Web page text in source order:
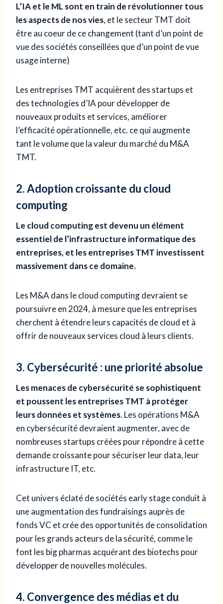
L’IA et le ML sont en train de révolutionner tous
les aspects de nos vies, et le secteur TMT doit
être au coeur de ce changement (tant d’un point de
vue des sociétés conseillées que d’un point de vue
usage interne)
Les entreprises TMT acquièrent des startups et
des technologies d’IA pour développer de
nouveaux produits et services, améliorer
l’efficacité opérationnelle, etc. ce qui augmente
tant le volume que la valeur du marché du M&A
TMT.
2. Adoption croissante du cloud
computing
Le cloud computing est devenu un élément
essentiel de l’infrastructure informatique des
entreprises, et les entreprises TMT investissent
massivement dans ce domaine.
Les M&A dans le cloud computing devraient se
poursuivre en 2024, à mesure que les entreprises
cherchent à étendre leurs capacités de cloud et à
offrir de nouveaux services cloud à leurs clients.
3. Cybersécurité : une priorité absolue
Les menaces de cybersécurité se sophistiquent
et poussent les entreprises TMT à protéger
leurs données et systèmes. Les opérations M&A
en cybersécurité devraient augmenter, avec de
nombreuses startups créées pour répondre à cette
demande croissante pour sécuriser leur data, leur
infrastructure IT, etc.
Cet univers éclaté de sociétés early stage conduit à
une augmentation des fundraisings auprès de
fonds VC et crée des opportunités de consolidation
pour les grands acteurs de la sécurité, comme le
font les big pharmas acquérant des biotechs pour
développer de nouvelles molécules.
4. Convergence des médias et du